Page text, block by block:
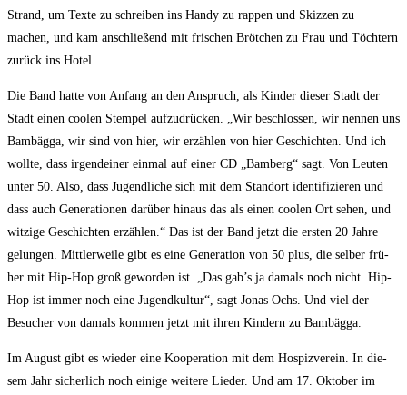
Strand, um Tex­te zu schrei­ben ins Han­dy zu rap­pen und Skiz­zen zu
machen, und kam anschlie­ßend mit fri­schen Bröt­chen zu Frau und Töch­tern
zurück ins Hotel.
Die Band hat­te von Anfang an den Anspruch, als Kin­der die­ser Stadt der
Stadt einen coo­len Stem­pel auf­zu­drü­cken. „Wir beschlos­sen, wir nen­nen uns
Bam­bäg­ga, wir sind von hier, wir erzäh­len von hier Geschich­ten. Und ich
woll­te, dass irgend­ei­ner ein­mal auf einer CD „Bam­berg“ sagt. Von Leu­ten
unter 50. Also, dass Jugend­li­che sich mit dem Stand­ort iden­ti­fi­zie­ren und
dass auch Gene­ra­tio­nen dar­über hin­aus das als einen coo­len Ort sehen, und
wit­zi­ge Geschich­ten erzäh­len.“ Das ist der Band jetzt die ers­ten 20 Jah­re
gelun­gen. Mitt­ler­wei­le gibt es eine Gene­ra­ti­on von 50 plus, die sel­ber frü­
her mit Hip-Hop groß gewor­den ist. „Das gab’s ja damals noch nicht. Hip-
Hop ist immer noch eine Jugend­kul­tur“, sagt Jonas Ochs. Und viel der
Besu­cher von damals kom­men jetzt mit ihren Kin­dern zu Bambägga.
Im August gibt es wie­der eine Koope­ra­ti­on mit dem Hos­piz­ver­ein. In die­
sem Jahr sicher­lich noch eini­ge wei­te­re Lie­der. Und am 17. Okto­ber im